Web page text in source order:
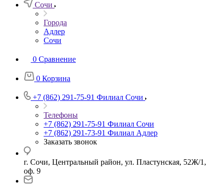
Сочи
Города
Адлер
Сочи
0 Сравнение
0 Корзина
+7 (862) 291-75-91 Филиал Сочи
Телефоны
+7 (862) 291-75-91 Филиал Сочи
+7 (862) 291-73-91 Филиал Адлер
Заказать звонок
г. Сочи, Центральный район, ул. Пластунская, 52Ж/1,
оф. 9